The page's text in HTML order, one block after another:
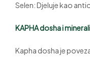
Selen: Djeluje kao
KAPHA dosha i minerali
Kapha dosha je